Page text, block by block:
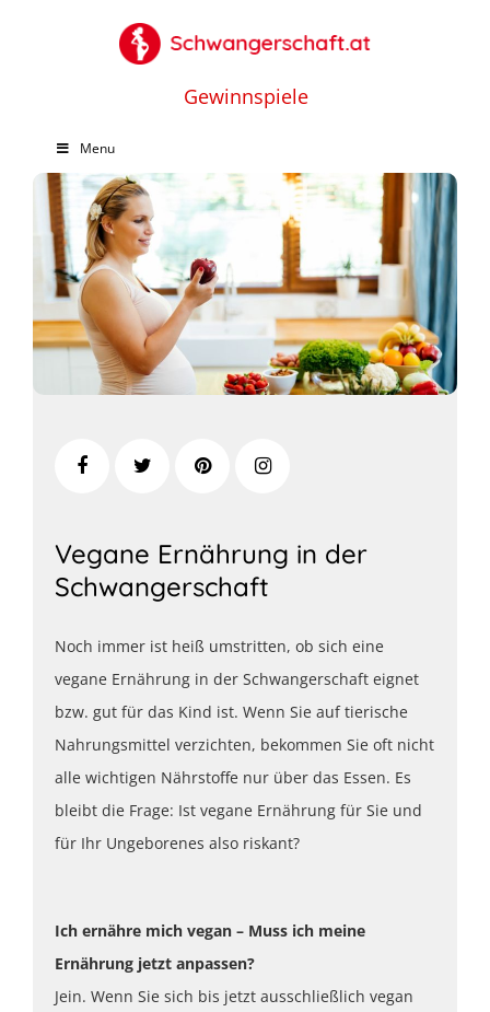
Gewinnspiele
Menu
Vegane Ernährung in der
Schwangerschaft
Noch immer ist heiß umstritten, ob sich eine
vegane Ernährung in der Schwangerschaft eignet
bzw. gut für das Kind ist. Wenn Sie auf tierische
Nahrungsmittel verzichten, bekommen Sie oft nicht
alle wichtigen Nährstoffe nur über das Essen. Es
bleibt die Frage: Ist vegane Ernährung für Sie und
für Ihr Ungeborenes also riskant?
Ich ernähre mich vegan – Muss ich meine
Ernährung jetzt anpassen?
Jein. Wenn Sie sich bis jetzt ausschließlich vegan